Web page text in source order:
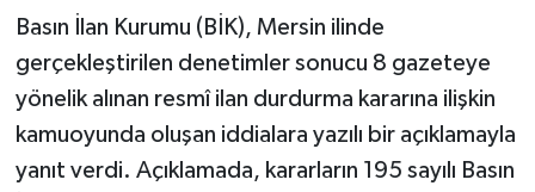
Basın İlan Kurumu (BİK), Mersin ilinde
gerçekleştirilen denetimler sonucu 8 gazeteye
yönelik alınan resmî ilan durdurma kararına ilişkin
kamuoyunda oluşan iddialara yazılı bir açıklamayla
yanıt verdi. Açıklamada, kararların 195 sayılı Basın
Teknoloji
Türkiye
Video Haber